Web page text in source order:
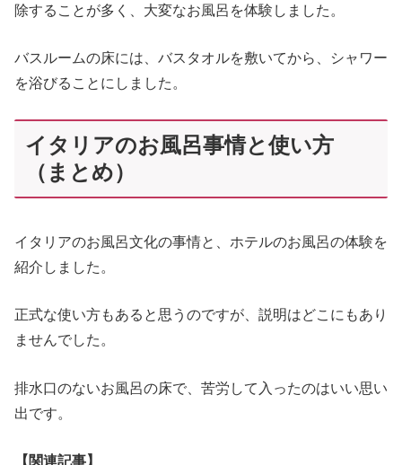
除することが多く、大変なお風呂を体験しました。
バスルームの床には、バスタオルを敷いてから、シャワー
を浴びることにしました。
イタリアのお風呂事情と使い方
（まとめ）
イタリアのお風呂文化の事情と、ホテルのお風呂の体験を
紹介しました。
正式な使い方もあると思うのですが、説明はどこにもあり
ませんでした。
排水口のないお風呂の床で、苦労して入ったのはいい思い
出です。
【関連記事】